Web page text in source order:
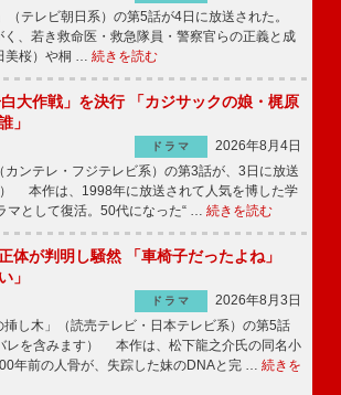
テレビ朝日系）の第5話が4日に放送された。
、若き救命医・救急隊員・警察官らの正義と成
美桜）や桐 … 続きを読む
大作戦」を決行 「カジサックの娘・梶原
」
ドラマ
2026年8月4日
ンテレ・フジテレビ系）の第3話が、3日に放送
本作は、1998年に放送されて人気を博した学
マとして復活。50代になった“ … 続きを読む
体が判明し騒然 「車椅子だったよね」
」
ドラマ
2026年8月3日
し木」（読売テレビ・日本テレビ系）の第5話
レを含みます） 本作は、松下龍之介氏の同名小
年前の人骨が、失踪した妹のDNAと完 … 続きを